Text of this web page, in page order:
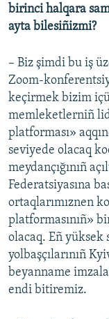
birinci halqara
ayta bilesiñizmi?
– Biz şimdi bu iş
Zoom-
keçirmek bizim
memleketlerniñ
platforması»
seviyede olacaq
meydançığınıñ
Federatsiyasına
ortaqlarımıznen
platformasınıñ»
olacaq. Eñ yüksek
yolbaşçılarınıñ
beyanname
endi bitiremiz.